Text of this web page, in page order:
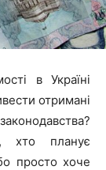
в Україні
отримані
хто планує
просто хоче